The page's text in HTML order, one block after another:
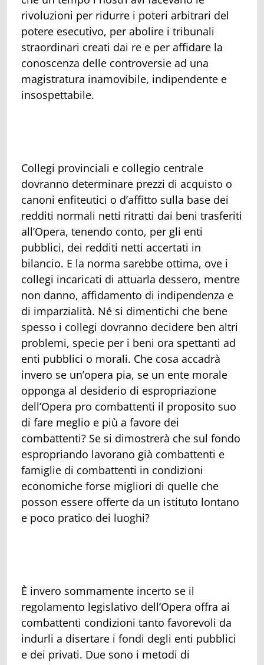
rivoluzioni per ridurre i poteri arbitrari del
potere esecutivo, per abolire i tribunali
straordinari creati dai re e per affidare la
conoscenza delle controversie ad una
magistratura inamovibile, indipendente e
insospettabile.
Collegi provinciali e collegio centrale
dovranno determinare prezzi di acquisto o
canoni enfiteutici o d’affitto sulla base dei
redditi normali netti ritratti dai beni trasferiti
all’Opera, tenendo conto, per gli enti
pubblici, dei redditi netti accertati in
bilancio. E la norma sarebbe ottima, ove i
collegi incaricati di attuarla dessero, mentre
non danno, affidamento di indipendenza e
di imparzialità. Né si dimentichi che bene
spesso i collegi dovranno decidere ben altri
problemi, specie per i beni ora spettanti ad
enti pubblici o morali. Che cosa accadrà
invero se un’opera pia, se un ente morale
opponga al desiderio di espropriazione
dell’Opera pro combattenti il proposito suo
di fare meglio e più a favore dei
combattenti? Se si dimostrerà che sul fondo
espropriando lavorano già combattenti e
famiglie di combattenti in condizioni
economiche forse migliori di quelle che
posson essere offerte da un istituto lontano
e poco pratico dei luoghi?
È invero sommamente incerto se il
regolamento legislativo dell’Opera offra ai
combattenti condizioni tanto favorevoli da
indurli a disertare i fondi degli enti pubblici
e dei privati. Due sono i metodi di